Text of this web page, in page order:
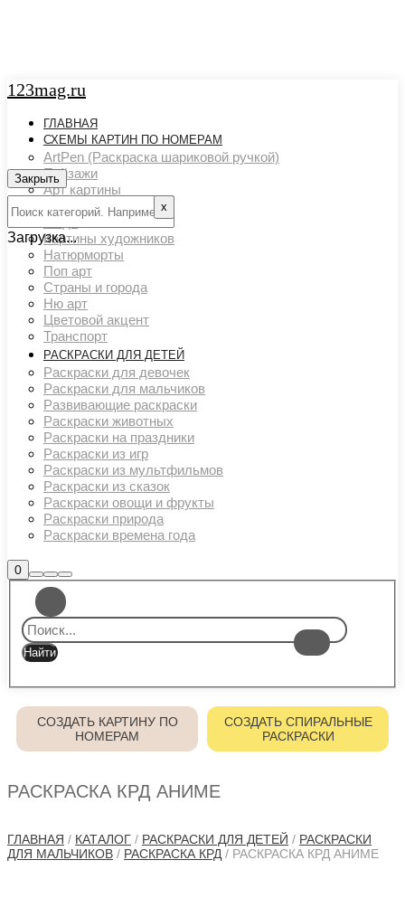
123mag.ru
ГЛАВНАЯ
СХЕМЫ КАРТИН ПО НОМЕРАМ
ArtPen (Раскраска шариковой ручкой)
Пейзажи
Арт картины
Животный мир
Картины художников
Натюрморты
Поп арт
Страны и города
Ню арт
Цветовой акцент
Транспорт
РАСКРАСКИ ДЛЯ ДЕТЕЙ
Раскраски для девочек
Раскраски для мальчиков
Развивающие раскраски
Раскраски животных
Раскраски на праздники
Раскраски из игр
Раскраски из мультфильмов
Раскраски из сказок
Раскраски овощи и фрукты
Раскраски природа
Раскраски времена года
0Боковая
панель
магазина
Найти
Больше
информации
Главное
меню
СОЗДАТЬ КАРТИНУ ПО
НОМЕРАМ
СОЗДАТЬ СПИРАЛЬНЫЕ
РАСКРАСКИ
РАСКРАСКА КРД АНИМЕ
ГЛАВНАЯ / КАТАЛОГ / РАСКРАСКИ ДЛЯ ДЕТЕЙ / РАСКРАСКИ
ДЛЯ МАЛЬЧИКОВ / РАСКРАСКА КРД/ РАСКРАСКА КРД АНИМЕ
Закрыть
х
Загрузка...